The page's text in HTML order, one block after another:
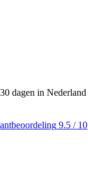
dagen in Nederland
9.5 / 10